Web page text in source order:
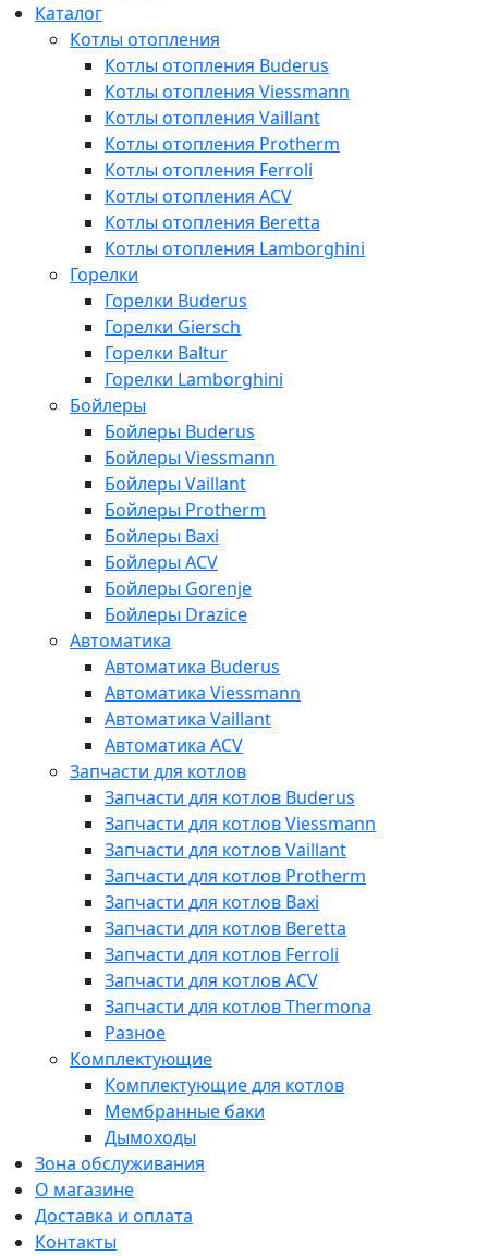
Каталог
Котлы отопления
Котлы отопления Buderus
Котлы отопления Viessmann
Котлы отопления Vaillant
Котлы отопления Protherm
Котлы отопления Ferroli
Котлы отопления ACV
Котлы отопления Beretta
Котлы отопления Lamborghini
Горелки
Горелки Buderus
Горелки Giersch
Горелки Baltur
Горелки Lamborghini
Бойлеры
Бойлеры Buderus
Бойлеры Viessmann
Бойлеры Vaillant
Бойлеры Protherm
Бойлеры Baxi
Бойлеры ACV
Бойлеры Gorenje
Бойлеры Drazice
Автоматика
Автоматика Buderus
Автоматика Viessmann
Автоматика Vaillant
Автоматика ACV
Запчасти для котлов
Запчасти для котлов Buderus
Запчасти для котлов Viessmann
Запчасти для котлов Vaillant
Запчасти для котлов Protherm
Запчасти для котлов Baxi
Запчасти для котлов Beretta
Запчасти для котлов Ferroli
Запчасти для котлов ACV
Запчасти для котлов Thermona
Разное
Комплектующие
Комплектующие для котлов
Мембранные баки
Дымоходы
Зона обслуживания
О магазине
Доставка и оплата
Контакты